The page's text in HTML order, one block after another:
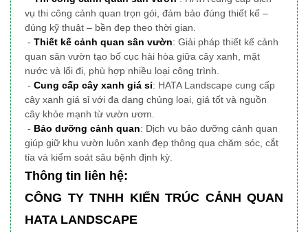
vụ thi công cảnh quan trọn gói, đảm bảo đúng thiết kế –
đúng kỹ thuật – bền đẹp theo thời gian.
- Thiết kế cảnh quan sân vườn: Giải pháp thiết kế cảnh
quan sân vườn tạo bố cục hài hòa giữa cây xanh, mặt
nước và lối đi, phù hợp nhiều loại công trình.
- Cung cấp cây xanh giá sỉ: HATA Landscape cung cấp
cây xanh giá sỉ với đa dạng chủng loại, giá tốt và nguồn
cây khỏe mạnh từ vườn ươm.
- Bảo dưỡng cảnh quan: Dịch vụ bảo dưỡng cảnh quan
giúp giữ khu vườn luôn xanh đẹp thông qua chăm sóc, cắt
tỉa và kiểm soát sâu bệnh định kỳ.
Thông tin liên hệ:
CÔNG TY TNHH KIẾN TRÚC CẢNH QUAN
HATA LANDSCAPE